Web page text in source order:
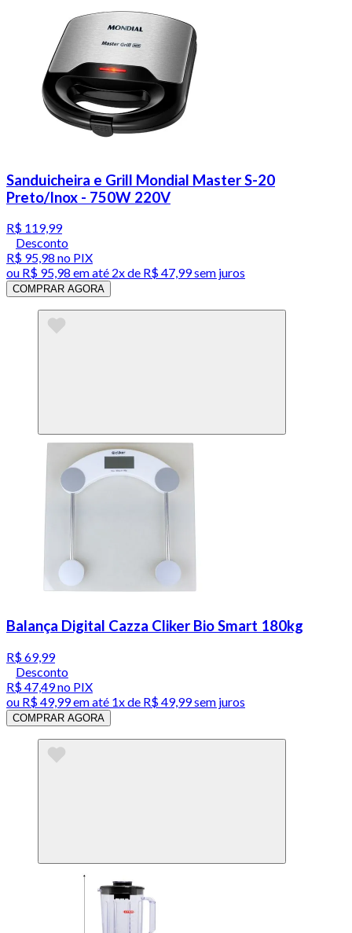
Sanduicheira e Grill Mondial Master S-20
Preto/Inox - 750W 220V
R$ 119,99
Desconto
R$ 95,98 no PIX
ou R$ 95,98 em até 2x de R$ 47,99 sem juros
COMPRAR AGORA
Balança Digital Cazza Cliker Bio Smart 180kg
R$ 69,99
Desconto
R$ 47,49no PIX
ou R$ 49,99em até 1x de R$ 49,99sem juros
COMPRAR AGORA